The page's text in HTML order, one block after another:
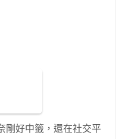
剛好中籤，還在社交平